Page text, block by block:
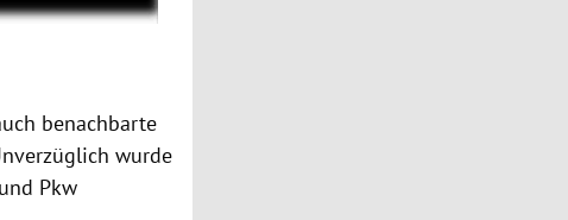
benachbarte
wurde
Pkw